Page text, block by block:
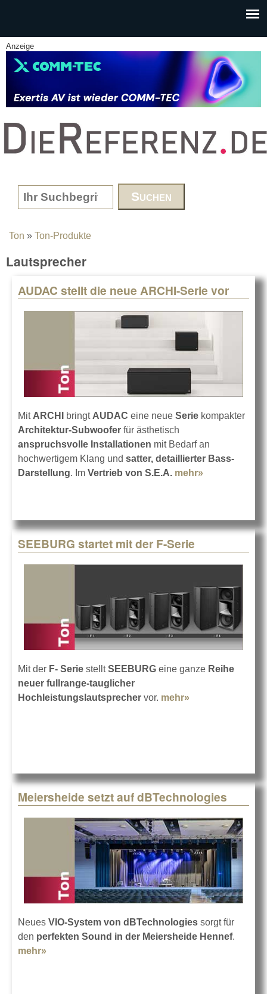
Anzeige
www.DieReferenz.de
Search form
You are here
Ton » Ton-Produkte
Lautsprecher
AUDAC stellt die neue ARCHI-Serie vor
Mit ARCHI bringt AUDAC eine neue Serie kompakter
Architektur-Subwoofer für ästhetisch
anspruchsvolle Installationen mit Bedarf an
hochwertigem Klang und satter, detaillierter Bass-
Darstellung. Im Vertrieb von S.E.A. mehr»
SEEBURG startet mit der F-Serie
Mit der F- Serie stelltSEEBURG eine ganze Reihe
neuer fullrange-tauglicher
Hochleistungslautsprecher vor. mehr»
Meiersheide setzt auf dBTechnologies
Neues VIO-System von dBTechnologies sorgt für
den perfekten Sound in der Meiersheide Hennef.
mehr»
Pages